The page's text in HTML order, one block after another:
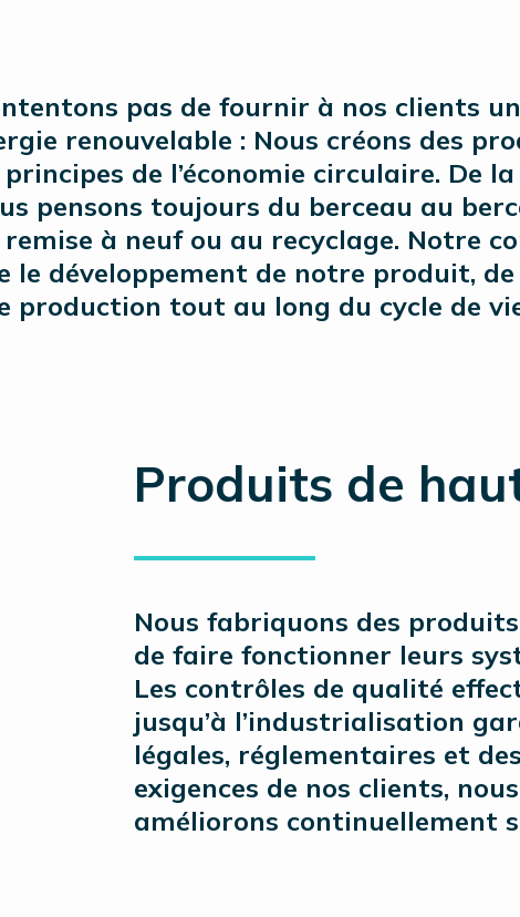
pas de fournir à nos clients
renouvelable : Nous créons des
de l’économie circulaire. De
pensons toujours du berceau au
à neuf ou au recyclage. Notre
le développement de notre produit,
production tout au long du cycle de
Produits de
Nous fabriquons des
de faire fonctionner leurs
Les contrôles de qualité
jusqu’à l’industrialisation
légales, réglementaires et
exigences de nos clients,
améliorons continuellement